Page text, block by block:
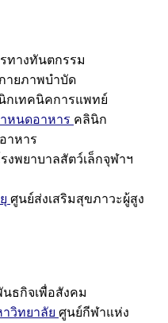
ทางทันตกรรม
ายภาพบำบัด
กเทคนิคการแพทย์
หนดอาหาร คลินิก
าหาร
งพยาบาลสัตว์เล็กจุฬาฯ
ศูนย์ส่งเสริมสุขภาวะผู้สูง
ธกิจเพื่อสังคม
วิทยาลัย ศูนย์กีฬาแห่ง